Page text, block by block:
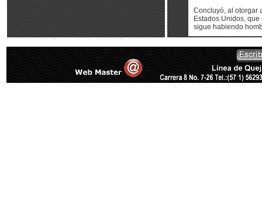
Concluyó, al otorgar
Estados Unidos,
sigue habiendo